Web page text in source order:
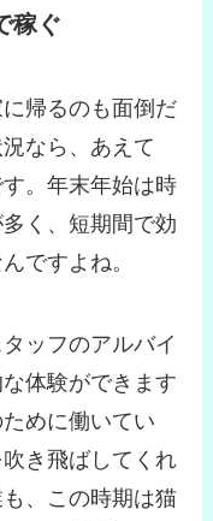
稼ぐ
帰るのも面倒だ
なら、あえて
す。年末年始は時
く、短期間で効
ですよね。
ッフのアルバイ
体験ができます
めに働いてい
き飛ばしてくれ
、この時期は猫